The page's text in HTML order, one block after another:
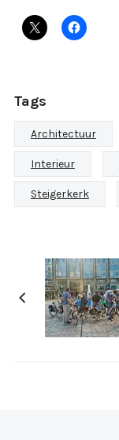
Tags
Architectuur
Interieur
Steigerkerk